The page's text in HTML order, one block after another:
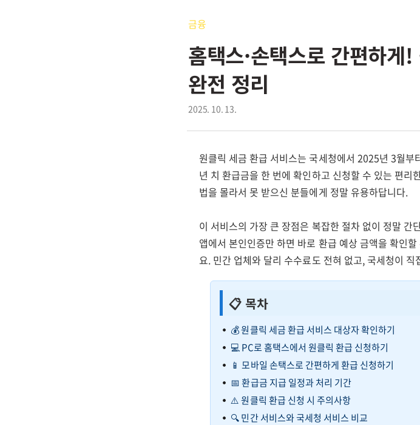
금융
홈택스·손택스로 간편하
완전 정리
2025. 10. 13.
원클릭 세금 환급 서비스는 국세청에서 2025년 3월
년 치 환급금을 한 번에 확인하고 신청할 수 있는 편
법을 몰라서 못 받으신 분들에게 정말 유용하답니다.
이 서비스의 가장 큰 장점은 복잡한 절차 없이 정말
앱에서 본인인증만 하면 바로 환급 예상 금액을 확인
요. 민간 업체와 달리 수수료도 전혀 없고, 국세청이
📋 목차
💰 원클릭 세금 환급 서비스 대상자 확인하기
💻 PC로 홈택스에서 원클릭 환급 신청하기
📱 모바일 손택스로 간편하게 환급 신청하기
📅 환급금 지급 일정과 처리 기간
⚠️ 원클릭 환급 신청 시 주의사항
🔍 민간 서비스와 국세청 서비스 비교